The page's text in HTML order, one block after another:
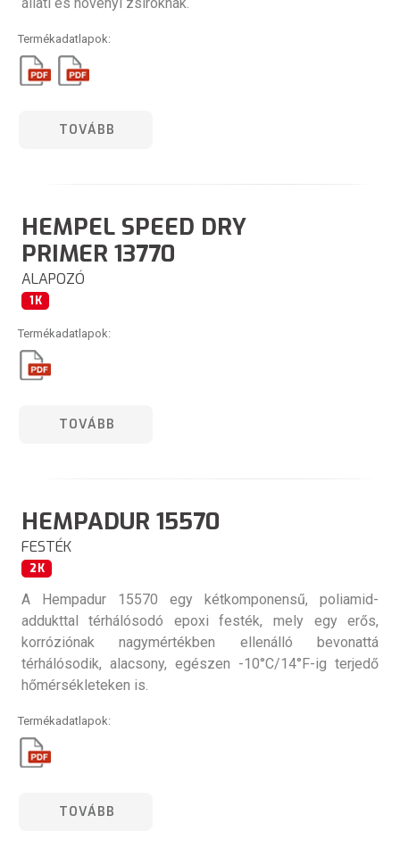
állati és növényi zsíroknak.
Termékadatlapok:
TOVÁBB
HEMPEL SPEED DRY
PRIMER 13770
ALAPOZÓ
1K
Termékadatlapok:
TOVÁBB
HEMPADUR 15570
FESTÉK
2K
A Hempadur 15570 egy kétkomponensű, poliamid-
addukttal térhálósodó epoxi festék, mely egy erős,
korróziónak nagymértékben ellenálló bevonattá
térhálósodik, alacsony, egészen -10°C/14°F-ig terjedő
hőmérsékleteken is.
Termékadatlapok:
TOVÁBB